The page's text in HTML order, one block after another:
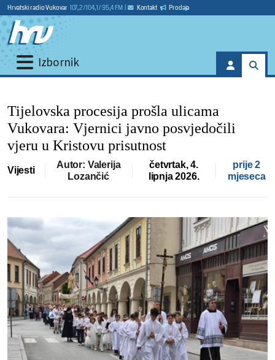
Hrvatski radio Vukovar 107,2 / 104,1 / 95,4 FM Kontakt Prodaja
Izbornik
Tijelovska procesija prošla ulicama
Vukovara: Vjernici javno posvjedočili
vjeru u Kristovu prisutnost
Vijesti
Autor: Valerija
Lozančić
četvrtak, 4.
lipnja 2026.
prije 2
mjeseca